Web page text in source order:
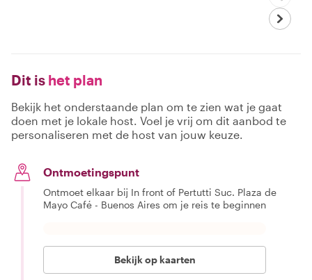
Dit is het plan
Bekijk het onderstaande plan om te zien wat je gaat
doen met je lokale host. Voel je vrij om dit aanbod te
personaliseren met de host van jouw keuze.
Ontmoetingspunt
Ontmoet elkaar bij In front of Pertutti Suc. Plaza de
Mayo Café - Buenos Aires om je reis te beginnen
Bekijk op kaarten